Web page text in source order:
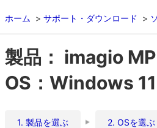
ホーム サポート・ダウンロード
製品： imagio
OS：Windows
1. 製品を選ぶ 2. OSを選ぶ